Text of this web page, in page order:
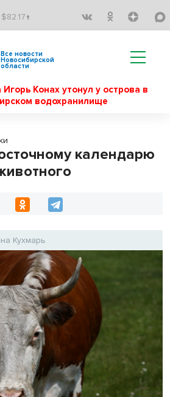
$82.17↑
Все новости
Новосибирской
области
Игорь Конах утонул у острова в
водохранилище
календарю
Кухмарь